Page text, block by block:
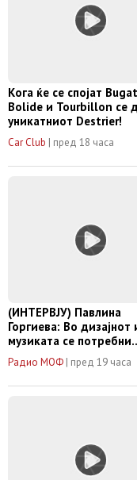
Кога ќе се спојат
Bolide и Tourbillon се
уникатниот Destrier!
Car Club | пред 18 часа
(ИНТЕРВЈУ) Павлина
Горгиева: Во дизајнот
музиката се потребни
креативност, трпение,
дисциплина и
деталите
Радио МОФ | пред 19 часа